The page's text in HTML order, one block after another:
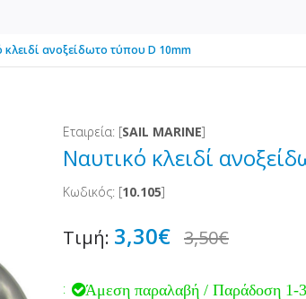
κλειδί ανοξείδωτο τύπου D 10mm
Εταιρεία: [SAIL MARINE]
Ναυτικό κλειδί
Κωδικός: [10.105]
Τιμή: 3,30€ 3,50€
: Άμεση παραλαβή / Παράδοση 1-